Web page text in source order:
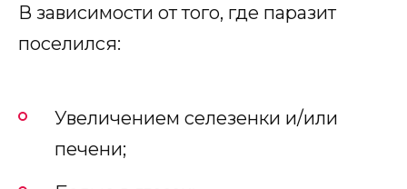
В зависимости от того, где паразит
поселился:
Увеличением селезенки и/или
печени;